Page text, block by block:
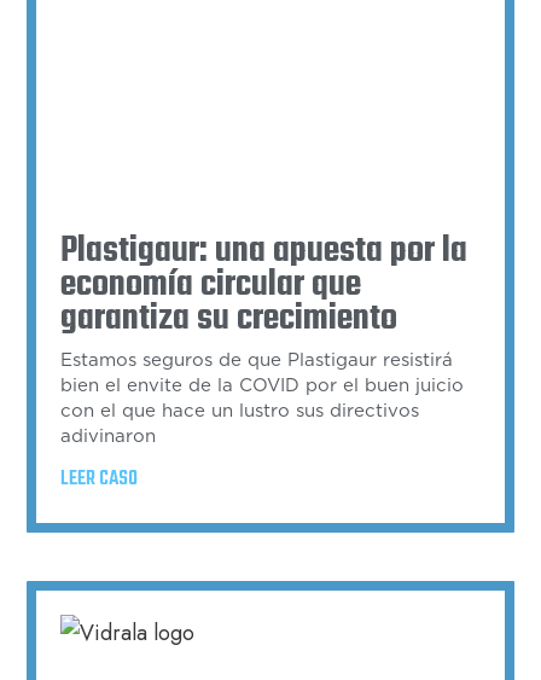
Plastigaur: una apuesta por la
economía circular que
garantiza su crecimiento
Estamos seguros de que Plastigaur resistirá
bien el envite de la COVID por el buen juicio
con el que hace un lustro sus directivos
adivinaron
LEER CASO